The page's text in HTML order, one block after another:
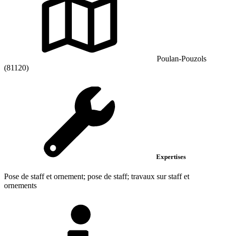
Poulan-Pouzols
(81120)
Expertises
Pose de staff et ornement; pose de staff; travaux sur staff et
ornements